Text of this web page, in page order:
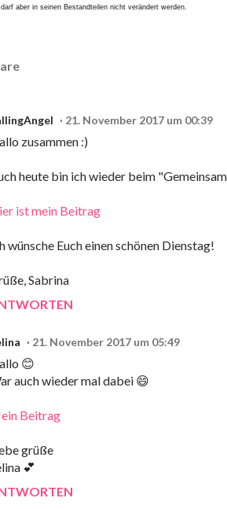
aber in seinen Bestandteilen nicht verändert werden.
21. November 2017 um 00:39
zusammen :)
heute bin ich wieder beim
ist mein Beitrag
wünsche Euch einen schönen Dienstag!
Sabrina
21. November 2017 um 05:49
😊
auch wieder mal dabei 😄
Beitrag
grüße
💕